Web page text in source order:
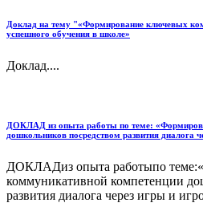
Доклад на тему "«Формирование ключевых
успешного обучения в школе»
Доклад....
ДОКЛАД из опыта работы по теме:
дошкольников посредством развития диалога
ДОКЛАДиз опыта работыпо
коммуникативной компетенции
развития диалога через игры и